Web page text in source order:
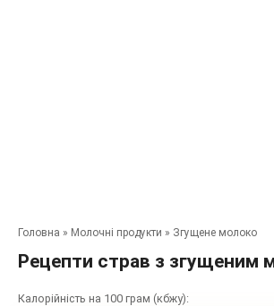
Головна » Молочні продукти » Згущене молоко
Рецепти страв з згущеним
Калорійність на 100 грам (кбжу):